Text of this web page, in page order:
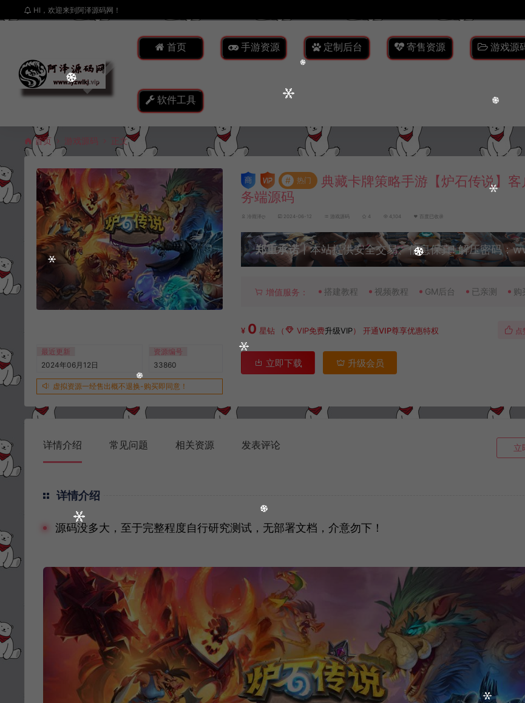
HI，欢迎来到阿泽源码网！
首页 手游资源 定制后台 寄售资源 游戏源
软件工具
首页 游戏源码 正文
最近更新
2024年06月12日
资源编号
33860
虚拟资源一经售出概不退换-购买即同意！
# 热门
典藏卡牌策略手游【炉石传说】
务端源码
冷雨泽ღ 2024-06-12 游戏源码 4 4,104 百度已收录
郑重承诺丨本站提供安全交易、信息保真! 解压密码：
增值服务： 搭建教程 视频教程 GM后台 已亲测 购
¥ 0 星钻 （ VIP免费升级VIP）开通VIP尊享优惠特权 点
立即下载 升级会员
详情介绍 常见问题 相关资源 发表评论 立
详情介绍
源码没多大，至于完整程度自行研究测试，无部署文档，介意勿下！